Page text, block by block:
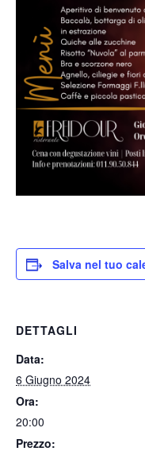
Salva nel tuo
DETTAGLI
Data:
6 Giugno 2024
Ora:
20:00
Prezzo: